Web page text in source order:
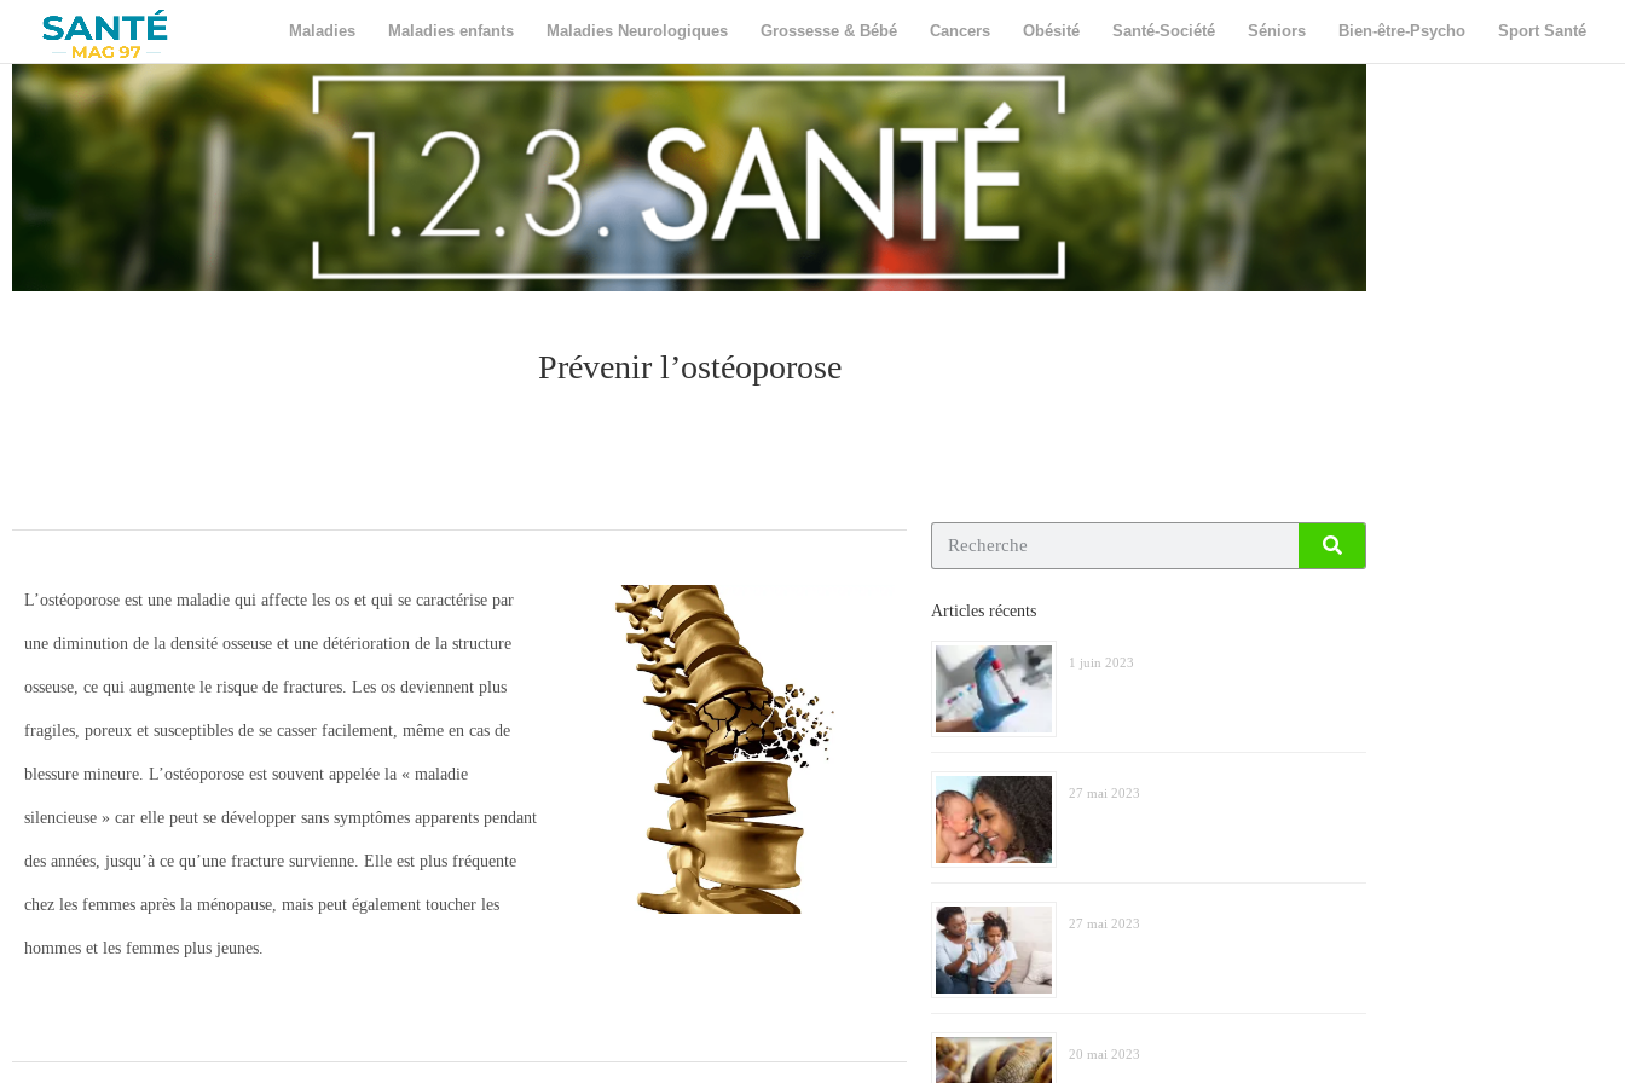
Maladies Maladies enfants Maladies Neurologiques Grossesse & Bébé Cancers Obésité Santé-Société Séniors Bien-être-Psycho Sport Santé
Prévenir l’ostéoporose
L’ostéoporose est une maladie qui affecte les os et qui se caractérise par
une diminution de la densité osseuse et une détérioration de la structure
osseuse, ce qui augmente le risque de fractures. Les os deviennent plus
fragiles, poreux et susceptibles de se casser facilement, même en cas de
blessure mineure. L’ostéoporose est souvent appelée la « maladie
silencieuse » car elle peut se développer sans symptômes apparents pendant
des années, jusqu’à ce qu’une fracture survienne. Elle est plus fréquente
chez les femmes après la ménopause, mais peut également toucher les
hommes et les femmes plus jeunes.
Articles récents
1 juin 2023
27 mai 2023
27 mai 2023
20 mai 2023